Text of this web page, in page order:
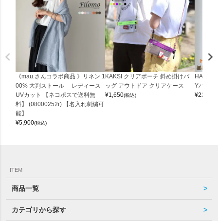
《mau.さんコラボ商品 》リネン 1
00% 大判ストール レディース
UVカット 【ネコポスで送料無
料】 (08000252r) 【名入れ刺繍可
能】
¥5,900(税込)
KAKSI クリアポーチ 斜め掛けバ
ッグ アウトドア クリアケース
¥1,650(税込)
Yバッグ
¥22,000
ITEM
商品一覧
カテゴリから探す